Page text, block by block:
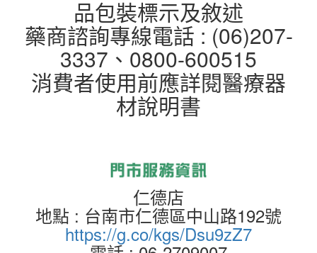
品包裝標示及敘述
藥商諮詢專線電話 : (06)207-
3337、0800-600515
消費者使用前應詳閱醫療器
材說明書
仁德店
地點 : 台南市仁德區中山路192號
https://g.co/kgs/Dsu9zZ7